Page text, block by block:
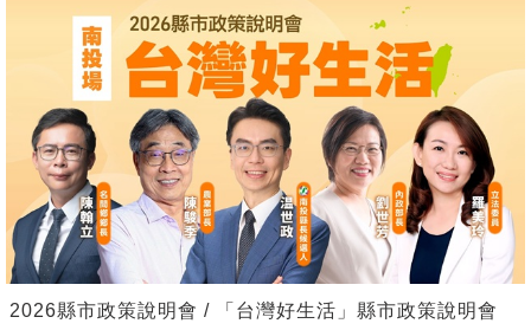
2026縣市政策說明會 / 「台灣好生活」縣市政策說明會